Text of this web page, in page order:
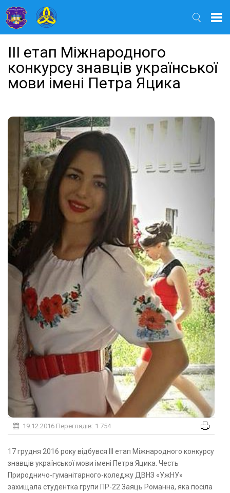
ІІІ етап Міжнародного
конкурсу знавців української
мови імені Петра Яцика
19.12.2016 Переглядів: 1 754
17 грудня 2016 року відбувся ІІІ етап Міжнародного конкурсу
знавців української мови імені Петра Яцика. Честь
Природничо-гуманітарного-коледжу ДВНЗ «УжНУ»
захищала студентка групи ПР-22 Заяць Романна, яка посіла